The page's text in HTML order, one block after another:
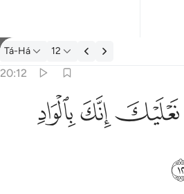
Tafsir: Tá-Há 20:12
Tá-Há 12
20:12
فاخلع نعليك انك بالواد المقدس طوى ١٢
نَعْلَيْكَ ۖ إِنَّكَ بِٱلْوَادِ ٱلْمُقَدَّسِ طُوًۭى ١٢
ﲾﲿﳀ